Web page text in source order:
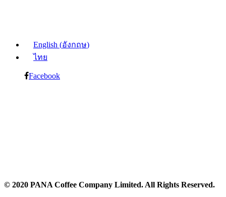
English (อังกฤษ)
ไทย
Facebook
© 2020 PANA Coffee Company Limited. All Rights Reserved.